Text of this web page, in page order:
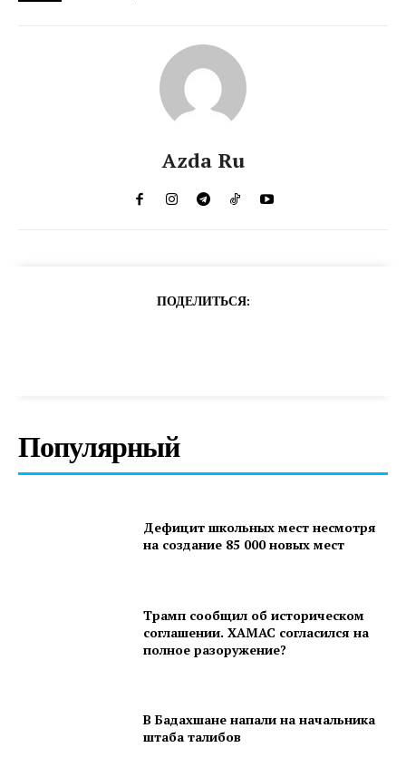
Azda Ru
ПОДЕЛИТЬСЯ:
Популярный
Дефицит школьных мест несмотря
на создание 85 000 новых мест
Трамп сообщил об историческом
соглашении. ХАМАС согласился на
полное разоружение?
В Бадахшане напали на начальника
штаба талибов